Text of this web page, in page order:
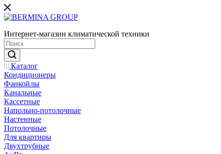
Интернет-магазин климатической техники
Каталог
Кондиционеры
Фанкойлы
Канальные
Кассетные
Напольно-потолочные
Настенные
Потолочные
Для квартиры
Двухтрубные